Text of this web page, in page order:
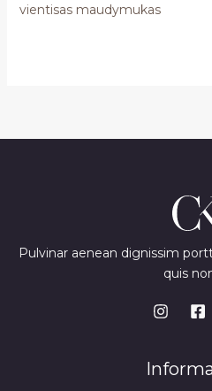
vientisas maudymukas
Pulvinar aenean dignissim
quis